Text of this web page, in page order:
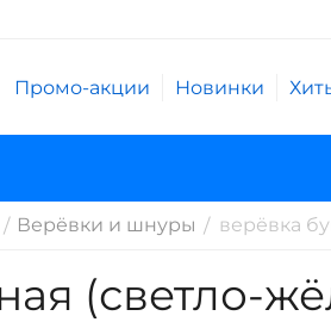
Промо-акции Новинки
/ Верёвки и шнуры / верёвка
(светло-